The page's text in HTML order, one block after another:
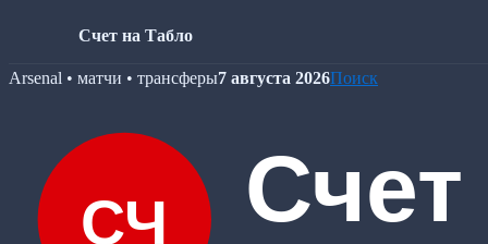
Счет на Табло
Skip
Arsenal • матчи • трансферы7 августа 2026Поиск